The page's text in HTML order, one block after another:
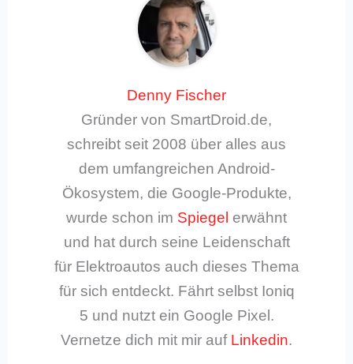
Denny Fischer
Gründer von SmartDroid.de,
schreibt seit 2008 über alles aus
dem umfangreichen Android-
Ökosystem, die Google-Produkte,
wurde schon im Spiegel erwähnt
und hat durch seine Leidenschaft
für Elektroautos auch dieses Thema
für sich entdeckt. Fährt selbst Ioniq
5 und nutzt ein Google Pixel.
Vernetze dich mit mir auf Linkedin.